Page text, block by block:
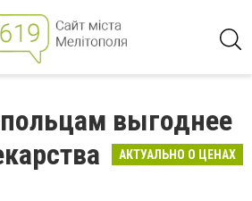
выгоднее
АКТУАЛЬНО О ЦЕНАХ